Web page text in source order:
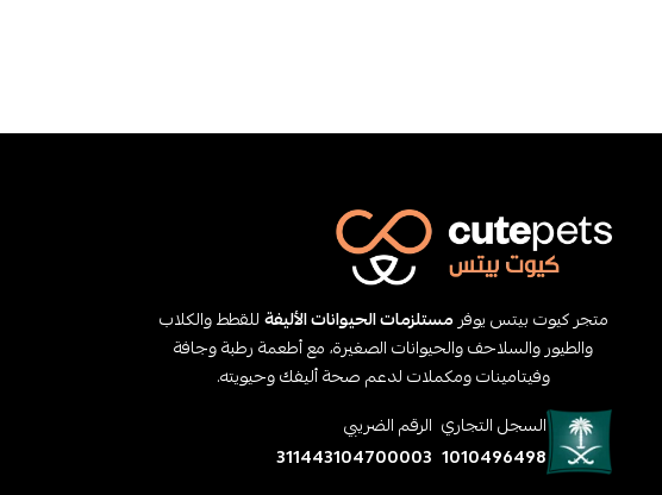
متجر كيوت بيتس يوفر مستلزمات الحيوانات الأليفةللقطط والكلاب
والطيور والسلاحف والحيوانات الصغيرة، مع أطعمة رطبة وجافة
وفيتامينات ومكملات لدعم صحة أليفك وحيويته.
السجل التجاري
1010496498
الرقم الضريبي
311443104700003